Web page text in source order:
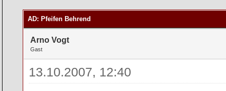
AD: Pfeifen Behrend
Arno Vogt
Gast
13.10.2007, 12:40